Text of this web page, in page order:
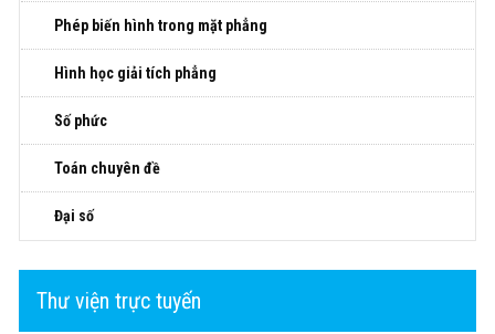
Phép biến hình trong mặt phẳng
Hình học giải tích phẳng
Số phức
Toán chuyên đề
Đại số
Thư viện trực tuyến